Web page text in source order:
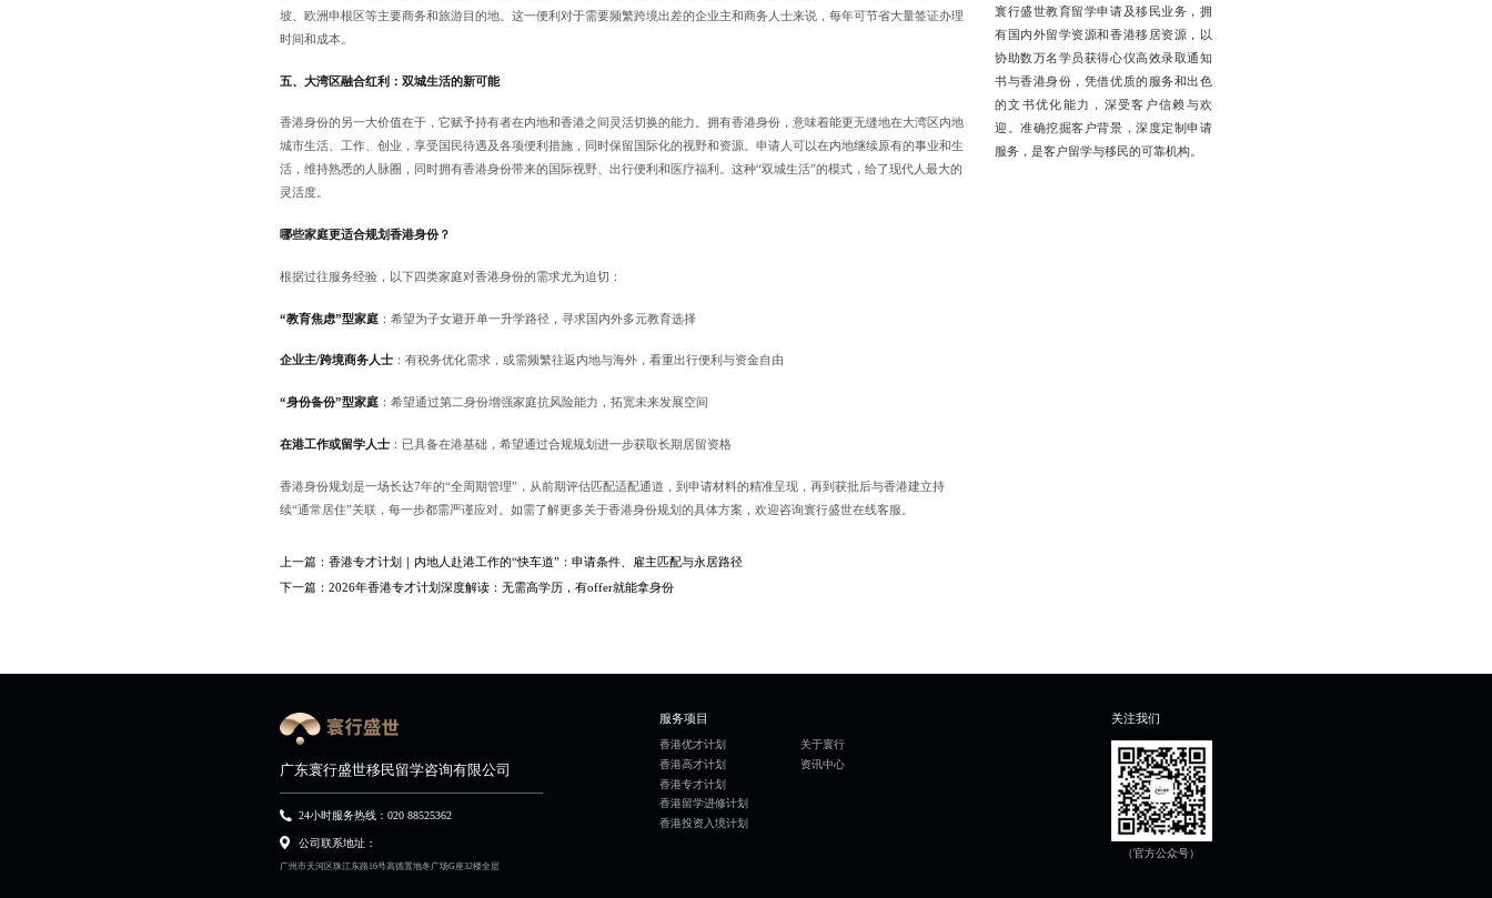
坡、欧洲申根区等主要商务和旅游目的地。这一便利对于需要频繁跨境出差的企业主和商务人士来说，每年可节省大量签证办理
时间和成本。
五、大湾区融合红利：双城生活的新可能
香港身份的另一大价值在于，它赋予持有者在内地和香港之间灵活切换的能力。拥有香港身份，意味着能更无缝地在大湾区内地
城市生活、工作、创业，享受国民待遇及各项便利措施，同时保留国际化的视野和资源。申请人可以在内地继续原有的事业和生
活，维持熟悉的人脉圈，同时拥有香港身份带来的国际视野、出行便利和医疗福利。这种“双城生活”的模式，给了现代人最大的
灵活度。
哪些家庭更适合规划香港身份？
根据过往服务经验，以下四类家庭对香港身份的需求尤为迫切：
“教育焦虑”型家庭 ：希望为子女避开单一升学路径，寻求国内外多元教育选择
企业主/跨境商务人士 ：有税务优化需求，或需频繁往返内地与海外，看重出行便利与资金自由
“身份备份”型家庭 ：希望通过第二身份增强家庭抗风险能力，拓宽未来发展空间
在港工作或留学人士 ：已具备在港基础，希望通过合规规划进一步获取长期居留资格
香港身份规划是一场长达7年的“全周期管理”，从前期评估匹配适配通道，到申请材料的精准呈现，再到获批后与香港建立持
续“通常居住”关联，每一步都需严谨应对。如需了解更多关于香港身份规划的具体方案，欢迎咨询寰行盛世在线客服。
上一篇： 香港专才计划｜内地人赴港工作的“快车道”：申请条件、雇主匹配与永居路径
下一篇： 2026年香港专才计划深度解读：无需高学历，有offer就能拿身份
寰行盛世教育留学申请及移民业务，拥
有国内外留学资源和香港移居资源，以
协助数万名学员获得心仪高效录取通知
书与香港身份，凭借优质的服务和出色
的文书优化能力，深受客户信赖与欢
迎。准确挖掘客户背景，深度定制申请
服务，是客户留学与移民的可靠机构。
广东寰行盛世移民留学咨询有限公司
24小时服务热线：020 88525362
公司联系地址：
广州市天河区珠江东路16号高德置地冬广场G座32楼全层
服务项目
香港优才计划
香港高才计划
香港专才计划
香港留学进修计划
香港投资入境计划
关于寰行
资讯中心
关注我们
（官方公众号）